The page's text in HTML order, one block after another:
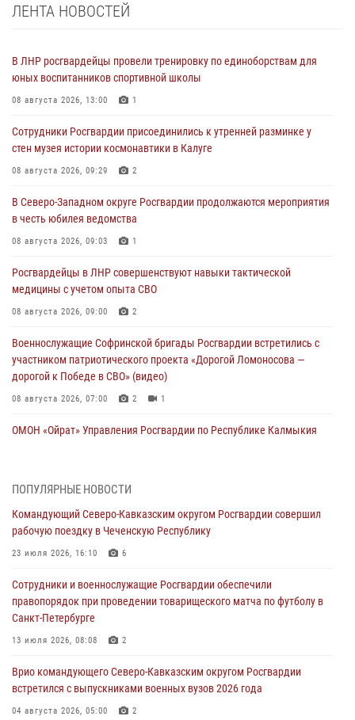
ЛЕНТА НОВОСТЕЙ
В ЛНР росгвардейцы провели тренировку по единоборствам для
юных воспитанников спортивной школы
08 августа 2026, 13:00 1
Сотрудники Росгвардии присоединились к утренней разминке у
стен музея истории космонавтики в Калуге
08 августа 2026, 09:29 2
В Северо-Западном округе Росгвардии продолжаются мероприятия
в честь юбилея ведомства
08 августа 2026, 09:03 1
Росгвардейцы в ЛНР совершенствуют навыки тактической
медицины с учетом опыта СВО
08 августа 2026, 09:00 2
Военнослужащие Софринской бригады Росгвардии встретились с
участником патриотического проекта «Дорогой Ломоносова —
дорогой к Победе в СВО» (видео)
08 августа 2026, 07:00 2 1
ОМОН «Ойрат» Управления Росгвардии по Республике Калмыкия
настольному теннису ко Дню физкультурника
08 августа 2026, 07:00
Кузбассе
08 августа 2026, 07:00
В Москве росгвардейцы оказали помощь медикам и девушке с
08 августа 2026, 06:32 1
Спецназ Росгвардии в Марий Эл почтил память товарища на
ПОПУЛЯРНЫЕ НОВОСТИ
Командующий Северо-Кавказским округом Росгвардии совершил
рабочую поездку в Чеченскую Республику
23 июля 2026, 16:10 6
Сотрудники и военнослужащие Росгвардии обеспечили
правопорядок при проведении товарищеского матча по футболу в
Санкт-Петербурге
13 июля 2026, 08:08 2
Врио командующего Северо-Кавказским округом Росгвардии
встретился с выпускниками военных вузов 2026 года
04 августа 2026, 05:00 2